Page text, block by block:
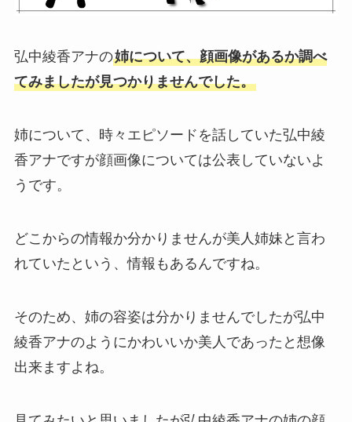
弘中綾香アナの姉について、顔画像があるか調べ
てみましたが見つかりませんでした。
姉について、時々エピソードを話していた弘中綾
香アナですが顔画像については公表していないよ
うです。
どこからの情報か分かりませんが美人姉妹と言わ
れていたという、情報もあるんですね。
そのため、姉の容姿は分かりませんでしたが弘中
綾香アナのようにかわいいか美人であったと想像
出来ますよね。